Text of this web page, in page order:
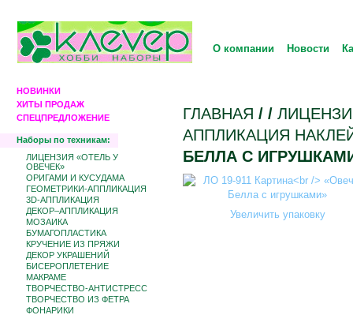
О компании Новости
НОВИНКИ
ХИТЫ ПРОДАЖ
СПЕЦПРЕДЛОЖЕНИЕ
Наборы по техникам:
ЛИЦЕНЗИЯ «ОТЕЛЬ У
ОВЕЧЕК»
ОРИГАМИ И КУСУДАМА
ГЕОМЕТРИКИ-АППЛИКАЦИЯ
3D-АППЛИКАЦИЯ
ДЕКОР–АППЛИКАЦИЯ
МОЗАИКА
БУМАГОПЛАСТИКА
КРУЧЕНИЕ ИЗ ПРЯЖИ
ДЕКОР УКРАШЕНИЙ
БИCЕРОПЛЕТЕНИЕ
МАКРАМЕ
ТВОРЧЕСТВО-АНТИСТРЕСС
ТВОРЧЕСТВО ИЗ ФЕТРА
ФОНАРИКИ
ГЛАВНАЯ / /
АППЛИКАЦИЯ
БЕЛЛА С
Увеличить упаковку